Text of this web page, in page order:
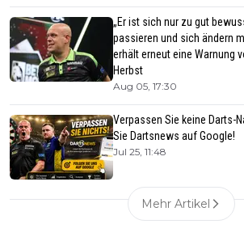
„Er ist sich nur zu gut
passieren und sich ändern
erhält erneut eine Warnung
Herbst
Aug 05, 17:30
Verpassen Sie keine Darts-
Sie Dartsnews auf Google!
Jul 25, 11:48
Mehr Artikel